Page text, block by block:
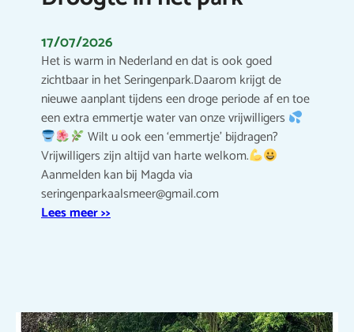
17/07/2026
Het is warm in Nederland en dat is ook goed
zichtbaar in het Seringenpark.Daarom krijgt de
nieuwe aanplant tijdens een droge periode af en toe
een extra emmertje water van onze vrijwilligers
Wilt u ook een ‘emmertje’ bijdragen?
Vrijwilligers zijn altijd van harte welkom.
Aanmelden kan bij Magda via
seringenparkaalsmeer@gmail.com
Lees meer >>